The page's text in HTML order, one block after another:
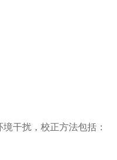
干扰，校正方法包括：